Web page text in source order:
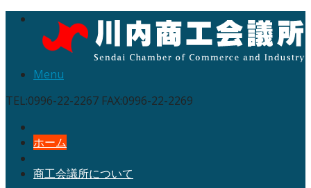
Menu
TEL:0996-22-2267 FAX:0996-22-2269
ホーム
商工会議所について